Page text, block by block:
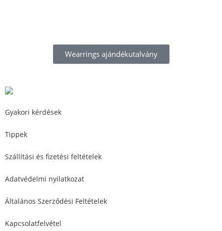
Wearrings ajándékutalvány
Gyakori kérdések
Tippek
Szállítási és fizetési feltételek
Adatvédelmi nyilatkozat
Általános Szerződési Feltételek
Kapcsolatfelvétel